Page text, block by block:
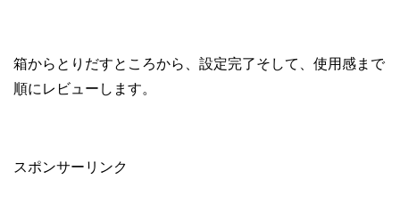
箱からとりだすところから、設定完了そして、使用感まで
順にレビューします。
スポンサーリンク